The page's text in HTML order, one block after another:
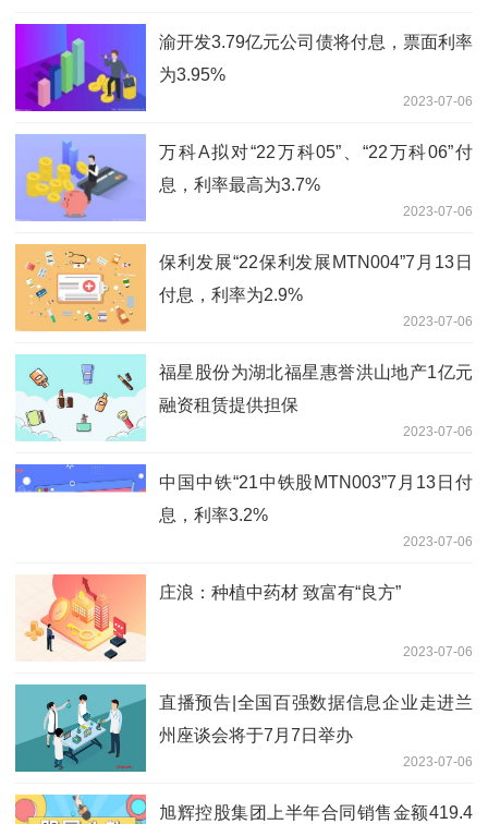
渝开发3.79亿元公司债将付息，票面利率
为3.95%
2023-07-06
万科A拟对“22万科05”、“22万科06”付
息，利率最高为3.7%
2023-07-06
保利发展“22保利发展MTN004”7月13日
付息，利率为2.9%
2023-07-06
福星股份为湖北福星惠誉洪山地产1亿元
融资租赁提供担保
2023-07-06
中国中铁“21中铁股MTN003”7月13日付
息，利率3.2%
2023-07-06
庄浪：种植中药材 致富有“良方”
2023-07-06
直播预告|全国百强数据信息企业走进兰
州座谈会将于7月7日举办
2023-07-06
旭辉控股集团上半年合同销售金额419.4